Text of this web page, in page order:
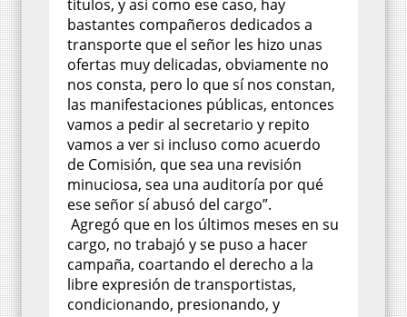
títulos, y así como ese caso, hay
bastantes compañeros dedicados a
transporte que el señor les hizo unas
ofertas muy delicadas, obviamente no
nos consta, pero lo que sí nos constan,
las manifestaciones públicas, entonces
vamos a pedir al secretario y repito
vamos a ver si incluso como acuerdo
de Comisión, que sea una revisión
minuciosa, sea una auditoría por qué
ese señor sí abusó del cargo”.
Agregó que en los últimos meses en su
cargo, no trabajó y se puso a hacer
campaña, coartando el derecho a la
libre expresión de transportistas,
condicionando, presionando, y